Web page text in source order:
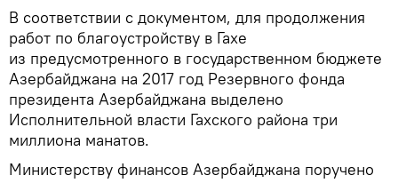
В соответствии с документом, для продолжения
работ по благоустройству в Гахе
из предусмотренного в государственном бюджете
Азербайджана на 2017 год Резервного фонда
президента Азербайджана выделено
Исполнительной власти Гахского района три
миллиона манатов.
Министерству финансов Азербайджана поручено